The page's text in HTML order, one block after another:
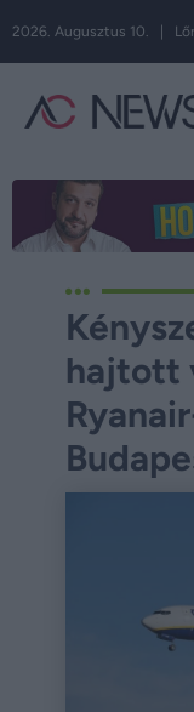
2026. Augusztus 10. |
hajtott